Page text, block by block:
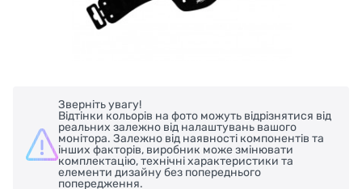
Зверніть увагу!
Відтінки кольорів на фото можуть відрізнятися від
реальних залежно від налаштувань вашого
монітора. Залежно від наявності компонентів та
інших факторів, виробник може змінювати
комплектацію, технічні характеристики та
елементи дизайну без попереднього
попередження.